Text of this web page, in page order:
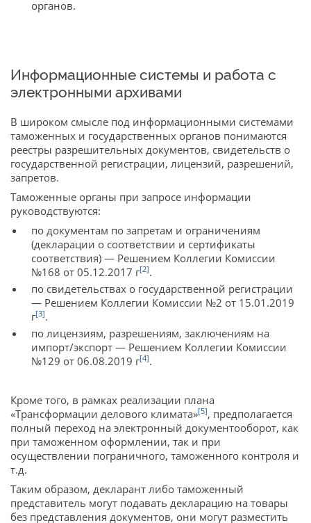
органов.
Информационные системы и работа с
электронными архивами
В широком смысле под информационными системами
таможенных и государственных органов понимаются
реестры разрешительных документов, свидетельств о
государственной регистрации, лицензий, разрешений,
запретов.
Таможенные органы при запросе информации
руководствуются:
по документам по запретам и ограничениям
(декларации о соответствии и сертификаты
соответствия) — Решением Коллегии Комиссии
№168 от 05.12.2017 г[2].
по свидетельствах о государственной регистрации
— Решением Коллегии Комиссии №2 от 15.01.2019
г[3].
по лицензиям, разрешениям, заключениям на
импорт/экспорт — Решением Коллегии Комиссии
№129 от 06.08.2019 г[4].
Кроме того, в рамках реализации плана
«Трансформации делового климата»[5], предполагается
полный переход на электронный документооборот, как
при таможенном оформлении, так и при
осуществлении пограничного, таможенного контроля и
т.д.
Таким образом, декларант либо таможенный
представитель могут подавать декларацию на товары
без представления документов, они могут разместить